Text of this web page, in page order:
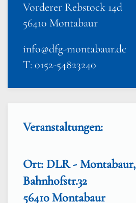
Vorderer Rebstock 14d
56410 Montabaur
info@dfg-montabaur.de
T: 0152-54823240
Veranstaltungen:
Ort: DLR - Montabaur,
Bahnhofstr.32
56410 Montabaur